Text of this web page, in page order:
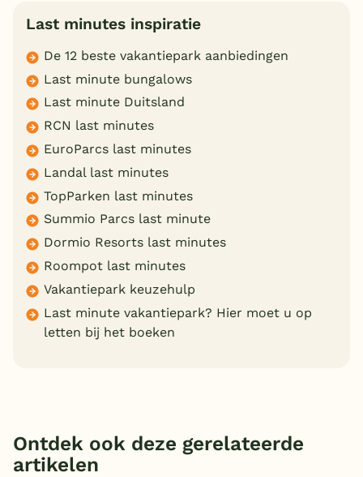
Last minutes inspiratie
De 12 beste vakantiepark aanbiedingen
Last minute bungalows
Last minute Duitsland
RCN last minutes
EuroParcs last minutes
Landal last minutes
TopParken last minutes
Summio Parcs last minute
Dormio Resorts last minutes
Roompot last minutes
Vakantiepark keuzehulp
Last minute vakantiepark? Hier moet u op
letten bij het boeken
Ontdek ook deze gerelateerde
artikelen